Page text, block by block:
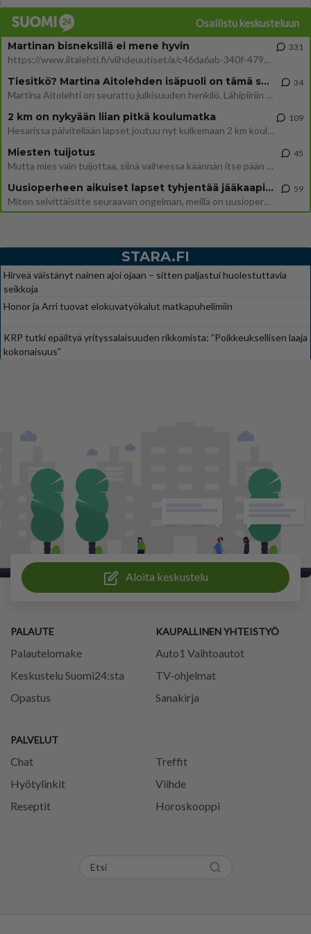
Osallistu keskusteluun
Martinan bisneksillä ei mene hyvin
https://www.iltalehti.fi/viihdeuutiset/a/c46da6ab-340f-4790-aaa7-0865eed2336 Yrityksen konkurssihakemus on tullut kärä
331
Tiesitkö? Martina Aitolehden isäpuoli on tämä suosittu laulaja
Martina Aitolehti on seurattu julkisuuden henkilö. Lähipiiriin mahtuu muitakin tunnettuja henkilöitä. Tiesitkö, että Ma
34
2 km on nykyään liian pitkä koulumatka
Hesarissa päivitellään lapset joutuu nyt kulkemaan 2 km kouluun jösses. Ruostefillarilla tuo matka menee vaikka miten äk
109
Miesten tuijotus
Mutta mies vain tuijottaa, siinä vaiheessa käännän itse pään pois. Mikä juttu? Yleensä jos joku tuijottaa tai katsoo, hä
45
Uusioperheen aikuiset lapset tyhjentää jääkaapin käydessään
Miten selvittäisitte seuraavan ongelman, meillä on uusioperhe, minulla teini-ikäiset lapset ja puolisolla aikuiset, jotk
59
STARA.FI
Hirveä väistänyt nainen ajoi ojaan – sitten paljastui huolestuttavia
seikkoja
Honor ja Arri tuovat elokuvatyökalut matkapuhelimiin
KRP tutki epäiltyä yrityssalaisuuden rikkomista: ”Poikkeuksellisen laaja
kokonaisuus”
Aloita keskustelu
PALAUTE
Palautelomake
Keskustelu Suomi24:sta
Opastus
PALVELUT
Chat
Treffit
Hyötylinkit
Viihde
Reseptit
Horoskooppi
KAUPALLINEN YHTEISTYÖ
Auto1 Vaihtoautot
TV-ohjelmat
Sanakirja